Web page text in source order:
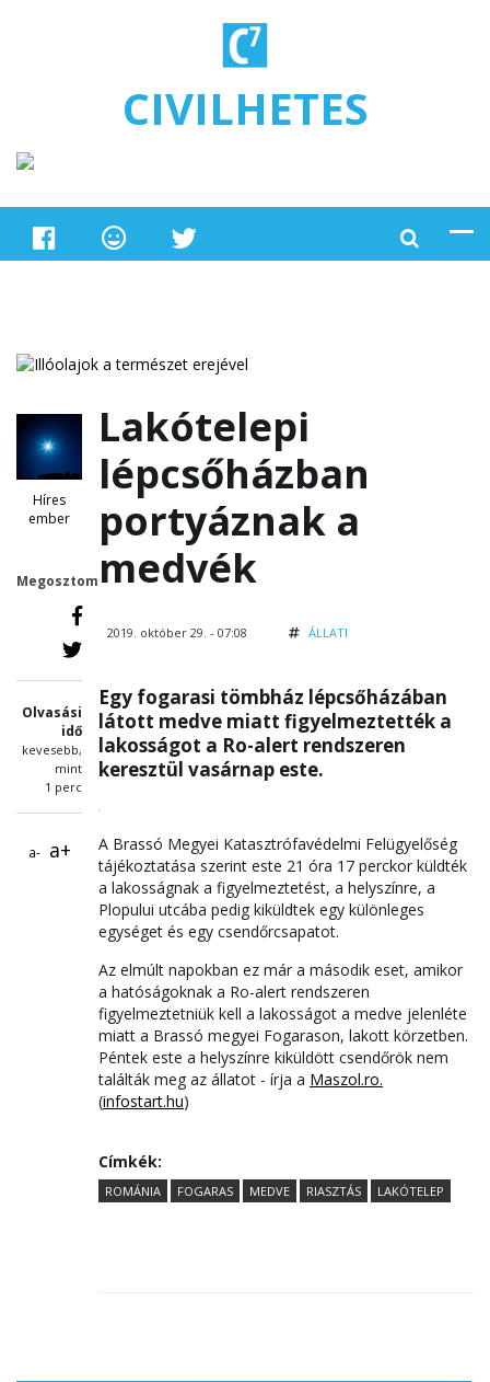
CIVILHETES
Híres
ember
Megosztom
Olvasási
idő
kevesebb,
mint
1 perc
a- a+
Lakótelepi
lépcsőházban
portyáznak a
medvék
2019. október 29. - 07:08 ÁLLATI
Egy fogarasi tömbház lépcsőházában
látott medve miatt figyelmeztették a
lakosságot a Ro-alert rendszeren
keresztül vasárnap este.
A Brassó Megyei Katasztrófavédelmi Felügyelőség
tájékoztatása szerint este 21 óra 17 perckor küldték
a lakosságnak a figyelmeztetést, a helyszínre, a
Plopului utcába pedig kiküldtek egy különleges
egységet és egy csendőrcsapatot.
Az elmúlt napokban ez már a második eset, amikor
a hatóságoknak a Ro-alert rendszeren
figyelmeztetniük kell a lakosságot a medve jelenléte
miatt a Brassó megyei Fogarason, lakott körzetben.
Péntek este a helyszínre kiküldött csendőrök nem
találták meg az állatot - írja a Maszol.ro.
(infostart.hu)
Címkék:
ROMÁNIA FOGARAS MEDVE RIASZTÁS LAKÓTELEP